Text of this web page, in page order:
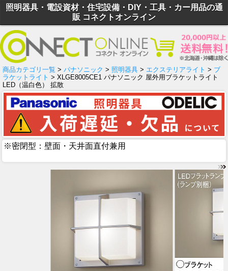
照明器具・電設資材・住宅設備・DIY・工具・カー用品の通
販 コネクトオンライン
商品カテゴリ一覧 > パナソニック > 照明器具 > エクステリアライト > ブ
ラケットライト > XLGE8005CE1 パナソニック 屋外用ブラケットライト
LED（温白色） 拡散
※密閉型：壁面・天井面直付兼用